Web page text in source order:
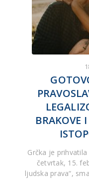
BRAKOVE
Grčka je
četvrtak, 15.
ljudska prava“,